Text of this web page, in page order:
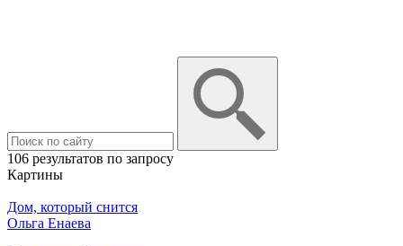
106 результатов по запросу
Картины
Дом, который снится
Ольга Енаева